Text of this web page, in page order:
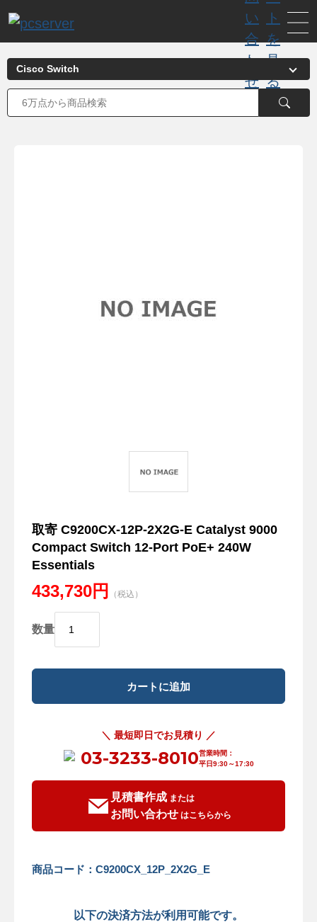
取寄 C9200CX-12P-2X2G-E Catalyst 9000
Compact Switch 12-Port PoE+ 240W
Essentials
433,730円 （税込）
数量
＼ 最短即日でお見積り ／
03-3233-8010営業時間：
平日9:30～17:30
見積書作成または
お問い合わせはこちらから
商品コード：C9200CX_12P_2X2G_E
以下の決済方法が利用可能です。